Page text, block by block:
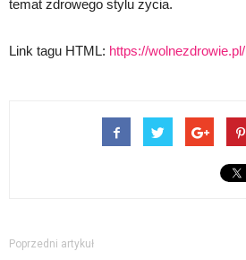
temat zdrowego stylu życia.
Link tagu HTML: https://wolnezdrowie.pl/
Poprzedni artykuł